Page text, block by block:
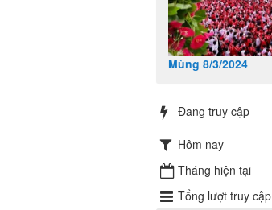
Mùng 8/3/2024
Đang truy cập
Hôm nay
Tháng hiện tại
Tổng lượt truy cập